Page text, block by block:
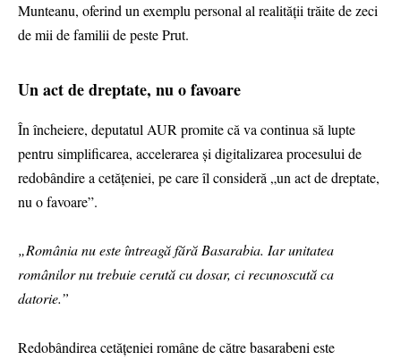
Munteanu, oferind un exemplu personal al realității trăite de zeci
de mii de familii de peste Prut.
Un act de dreptate, nu o favoare
În încheiere, deputatul AUR promite că va continua să lupte
pentru simplificarea, accelerarea și digitalizarea procesului de
redobândire a cetățeniei, pe care îl consideră „un act de dreptate,
nu o favoare”.
„România nu este întreagă fără Basarabia. Iar unitatea
românilor nu trebuie cerută cu dosar, ci recunoscută ca
datorie.”
Redobândirea cetățeniei române de către basarabeni este